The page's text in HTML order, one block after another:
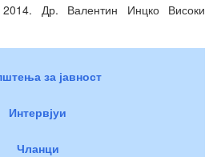
2014. Др. Валентин Инцко Високи
за јавност
Интервјуи
Чланци